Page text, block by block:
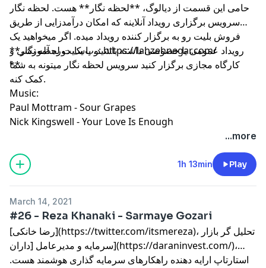
حامی این قسمت از دیالوگ، **لحظه نگار** هست. لحظه نگار
سرویس برگزاری رویداد آنلاینه که امکان درآمدزایی از طریق
فروش بلیت رو به برگزار کننده رویداد میده. اگر میخواهید یک
رویداد عمومی یا خصوصی داشته باشید، یا یک دوره آموزشی و
کارگاه مجازی برگزار کنید سرویس‌ لحظه نگار میتونه به شما
کمک کنه.
**وب‌سایت لحظه نگار: https://lahzehnegar.com/
**
Music:
Paul Mottram - Sour Grapes
Nick Kingswell - Your Love Is Enough
...more
1h 13min Play
March 14, 2021
#26 - Reza Khanaki - Sarmaye Gozari
[رضا خانکی](https://twitter.com/itsmereza)، تحليل گر بازار
سرمایه و مدیرعامل [داران](https://daraninvest.com/)،
استارتاپ ارایه دهنده راهکارهای سرمایه گذاری هوشمند هست.